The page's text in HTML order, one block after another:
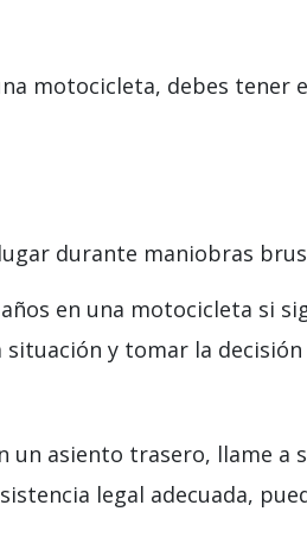
motocicleta, debes tener
durante maniobras
en una motocicleta si
y tomar la
un asiento trasero, llame a
legal adecuada,